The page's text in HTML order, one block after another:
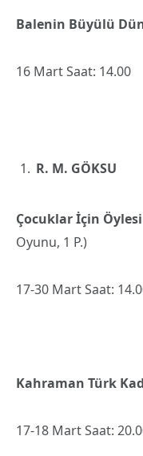
Balenin Büyülü
16 Mart Saat: 14.00
R. M. GÖKSU
Çocuklar İçin
Oyunu, 1 P.)
17-30 Mart Saat:
Kahraman Türk
17-18 Mart Saat: